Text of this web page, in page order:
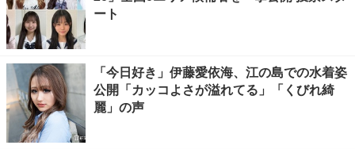
ート
「今日好き」伊藤愛依海、江の島での水着姿
公開「カッコよさが溢れてる」「くびれ綺
麗」の声